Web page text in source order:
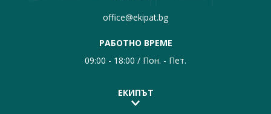
office@ekipat.bg
РАБОТНО ВРЕМЕ
09:00 - 18:00 / Пон. - Пет.
ЕКИПЪТ